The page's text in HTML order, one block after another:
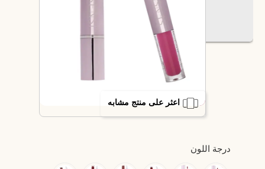
اعثر على منتج مشابه
درجة اللون